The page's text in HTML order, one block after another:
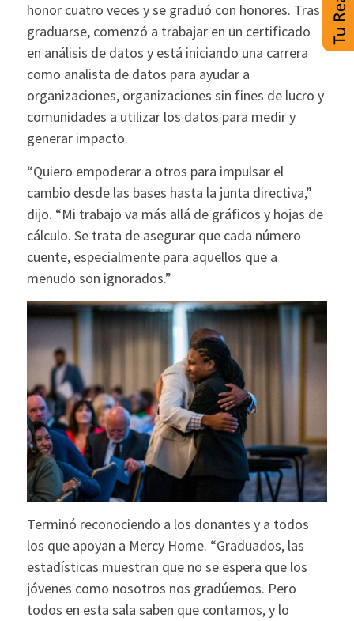
honor cuatro veces y se graduó con honores. Tras
graduarse, comenzó a trabajar en un certificado
en análisis de datos y está iniciando una carrera
como analista de datos para ayudar a
organizaciones, organizaciones sin fines de lucro y
comunidades a utilizar los datos para medir y
generar impacto.
“Quiero empoderar a otros para impulsar el
cambio desde las bases hasta la junta directiva,”
dijo. “Mi trabajo va más allá de gráficos y hojas de
cálculo. Se trata de asegurar que cada número
cuente, especialmente para aquellos que a
menudo son ignorados.”
Terminó reconociendo a los donantes y a todos
los que apoyan a Mercy Home. “Graduados, las
estadísticas muestran que no se espera que los
jóvenes como nosotros nos gradúemos. Pero
todos en esta sala saben que contamos, y lo